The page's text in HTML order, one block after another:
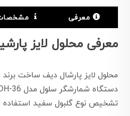
معرفی
معرفی محلول لایز
تشخیص نوع گلبول سفید